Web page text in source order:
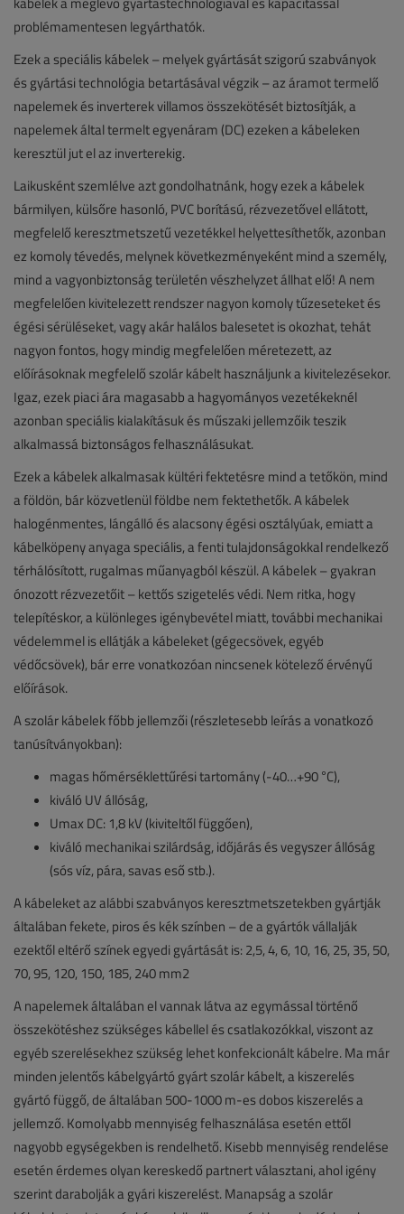
problémamentesen legyárthatók.
Ezek a speciális kábelek – melyek gyártását szigorú szabványok
és gyártási technológia betartásával végzik – az áramot termelő
napelemek és inverterek villamos összekötését biztosítják, a
napelemek által termelt egyenáram (DC) ezeken a kábeleken
keresztül jut el az inverterekig.
Laikusként szemlélve azt gondolhatnánk, hogy ezek a kábelek
bármilyen, külsőre hasonló, PVC borítású, rézvezetővel ellátott,
megfelelő keresztmetszetű vezetékkel helyettesíthetők, azonban
ez komoly tévedés, melynek következményeként mind a személy,
mind a vagyonbiztonság területén vészhelyzet állhat elő! A nem
megfelelően kivitelezett rendszer nagyon komoly tűzeseteket és
égési sérüléseket, vagy akár halálos balesetet is okozhat, tehát
nagyon fontos, hogy mindig megfelelően méretezett, az
előírásoknak megfelelő szolár kábelt használjunk a kivitelezésekor.
Igaz, ezek piaci ára magasabb a hagyományos vezetékeknél
azonban speciális kialakításuk és műszaki jellemzőik teszik
alkalmassá biztonságos felhasználásukat.
Ezek a kábelek alkalmasak kültéri fektetésre mind a tetőkön, mind
a földön, bár közvetlenül földbe nem fektethetők. A kábelek
halogénmentes, lángálló és alacsony égési osztályúak, emiatt a
kábelköpeny anyaga speciális, a fenti tulajdonságokkal rendelkező
térhálósított, rugalmas műanyagból készül. A kábelek – gyakran
ónozott rézvezetőit – kettős szigetelés védi. Nem ritka, hogy
telepítéskor, a különleges igénybevétel miatt, további mechanikai
védelemmel is ellátják a kábeleket (gégecsövek, egyéb
védőcsövek), bár erre vonatkozóan nincsenek kötelező érvényű
előírások.
A szolár kábelek főbb jellemzői (részletesebb leírás a vonatkozó
tanúsítványokban):
magas hőmérséklettűrési tartomány (-40…+90 °C),
kiváló UV állóság,
Umax DC: 1,8 kV (kiviteltől függően),
kiváló mechanikai szilárdság, időjárás és vegyszer állóság
(sós víz, pára, savas eső stb.).
A kábeleket az alábbi szabványos keresztmetszetekben gyártják
általában fekete, piros és kék színben – de a gyártók vállalják
ezektől eltérő színek egyedi gyártását is: 2,5, 4, 6, 10, 16, 25, 35, 50,
70, 95, 120, 150, 185, 240 mm2
A napelemek általában el vannak látva az egymással történő
összekötéshez szükséges kábellel és csatlakozókkal, viszont az
egyéb szerelésekhez szükség lehet konfekcionált kábelre. Ma már
minden jelentős kábelgyártó gyárt szolár kábelt, a kiszerelés
gyártó függő, de általában 500-1000 m-es dobos kiszerelés a
jellemző. Komolyabb mennyiség felhasználása esetén ettől
nagyobb egységekben is rendelhető. Kisebb mennyiség rendelése
esetén érdemes olyan kereskedő partnert választani, ahol igény
szerint darabolják a gyári kiszerelést. Manapság a szolár